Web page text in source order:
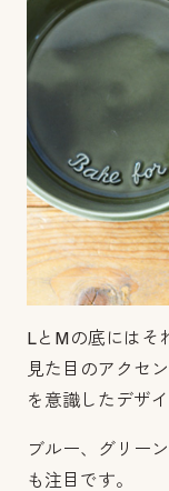
LとMの底にはそ
見た目のアクセ
を意識したデザ
ブルー、グリー
も注目です。